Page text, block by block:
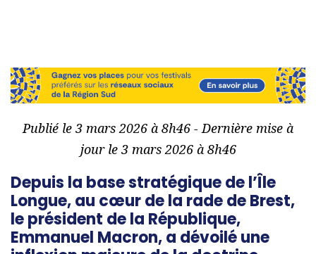
Publié le 3 mars 2026 à 8h46 - Dernière mise à
jour le 3 mars 2026 à 8h46
Depuis la base stratégique de l’Île
Longue, au cœur de la rade de Brest,
le président de la République,
Emmanuel Macron, a dévoilé une